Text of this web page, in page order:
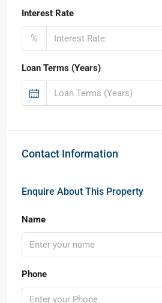
Interest Rate
%
Loan Terms (Years)
Contact Information
Enquire About This Property
Name
Phone